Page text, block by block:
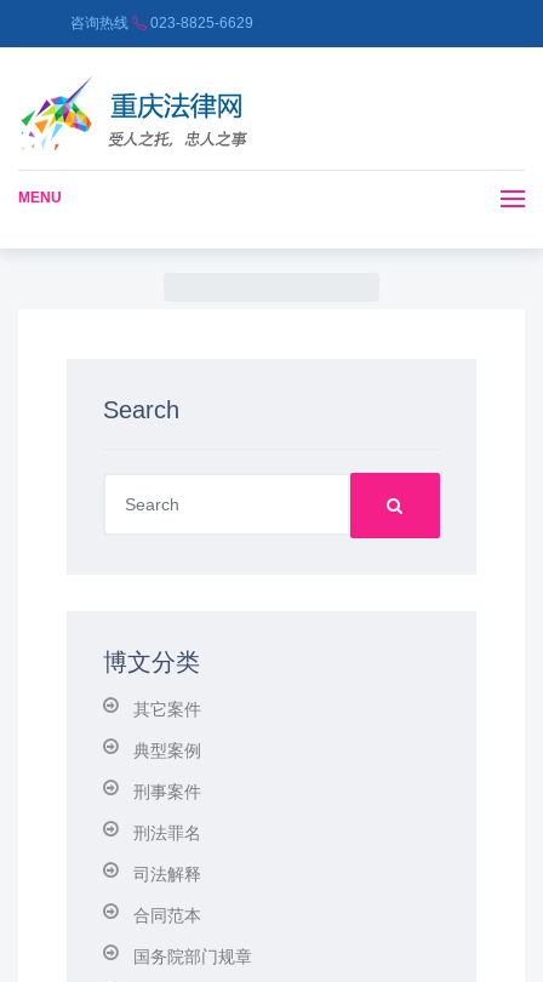
咨询热线 023-8825-6629
MENU
Search
博文分类
其它案件
典型案例
刑事案件
刑法罪名
司法解释
合同范本
国务院部门规章